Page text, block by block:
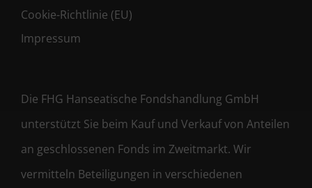
Cookie-Richtlinie (EU)
Impressum
Die FHG Hanseatische Fondshandlung GmbH
unterstützt Sie beim Kauf und Verkauf von Anteilen
an geschlossenen Fonds im Zweitmarkt. Wir
vermitteln Beteiligungen in verschiedenen